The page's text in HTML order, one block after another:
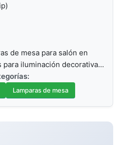
de mesa para salón en
para iluminación decorativa…
Lamparas de mesa